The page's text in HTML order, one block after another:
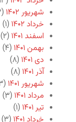
شهریور ۱۴۰۲
(۲)
خرداد ۱۴۰۲
(۱)
اسفند ۱۴۰۱
(۲)
بهمن ۱۴۰۱
(۴)
دی ۱۴۰۱
(۸)
آذر ۱۴۰۱
(۸)
شهریور ۱۴۰۱
(۳)
مرداد ۱۴۰۱
(۳)
تیر ۱۴۰۱
(۱)